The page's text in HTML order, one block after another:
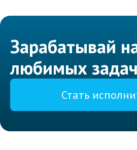
Зарабатывай
любимых
Стать